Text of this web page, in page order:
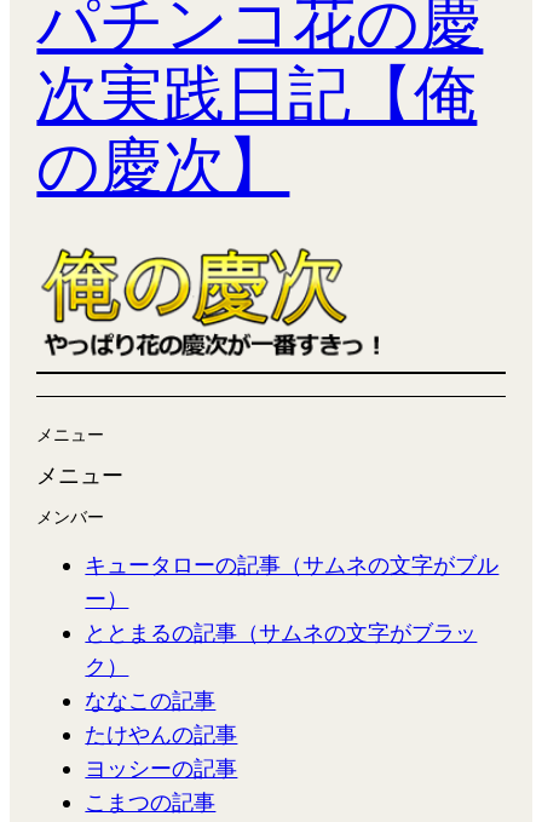
パチンコ花の慶
次実践日記【俺
の慶次】
メニュー
メニュー
メンバー
キュータローの記事（サムネの文字がブル
ー）
ととまるの記事（サムネの文字がブラッ
ク）
ななこの記事
たけやんの記事
ヨッシーの記事
こまつの記事